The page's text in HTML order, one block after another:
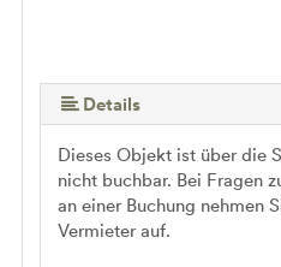
Details
Dieses Objekt ist über die
nicht buchbar. Bei Fragen
an einer Buchung nehmen
Vermieter auf.